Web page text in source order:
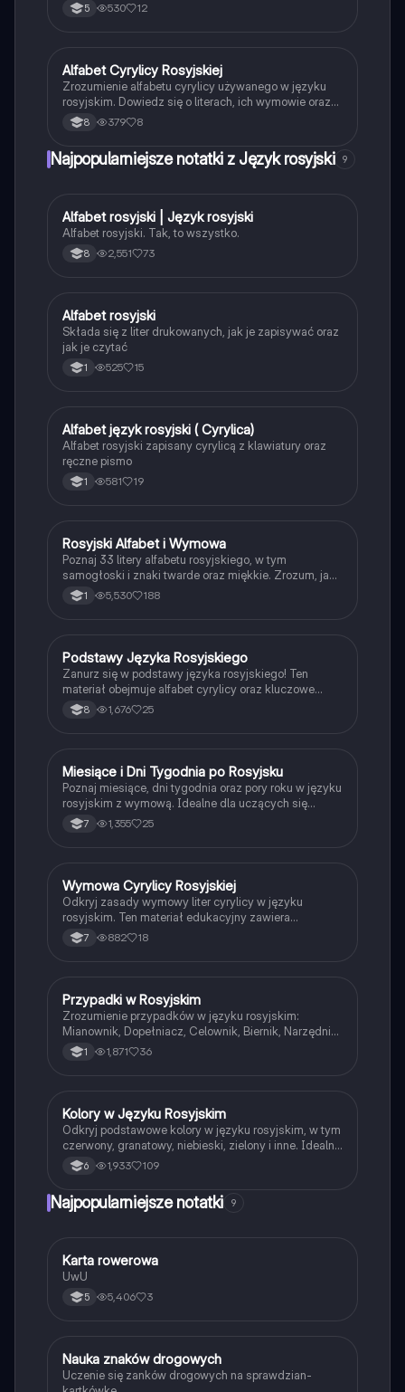
uczniów i osób uczących się rosyjskiego. Typ:
5 530 12
Język rosyjski
Alfabet Cyrylicy Rosyjskiej
Zrozumienie alfabetu cyrylicy używanego w języku
rosyjskim. Dowiedz się o literach, ich wymowie oraz
zastosowaniu w codziennej komunikacji. Idealne dla
uczniów i osób uczących się języka rosyjskiego.
8 379 8
Najpopularniejsze notatki z Język rosyjski 9
Język rosyjski
Alfabet rosyjski | Język rosyjski
Alfabet rosyjski. Tak, to wszystko.
8 2,551 73
Język rosyjski
Alfabet rosyjski
Składa się z liter drukowanych, jak je zapisywać oraz
jak je czytać
1 525 15
Język rosyjski
Alfabet język rosyjski ( Cyrylica)
Alfabet rosyjski zapisany cyrylicą z klawiatury oraz
ręczne pismo
1 581 19
Język rosyjski
Rosyjski Alfabet i Wymowa
Poznaj 33 litery alfabetu rosyjskiego, w tym
samogłoski i znaki twarde oraz miękkie. Zrozum, jak
czytać rosyjskie litery w porównaniu do polskich.
Idealne dla uczniów uczących się języka rosyjskiego.
1 5,530 188
Język rosyjski
Podstawy Języka Rosyjskiego
Zanurz się w podstawy języka rosyjskiego! Ten
materiał obejmuje alfabet cyrylicy oraz kluczowe
zwroty, które pomogą Ci w codziennej komunikacji.
Idealny dla początkujących uczniów, którzy chcą
8 1,676 25
Język rosyjski
Miesiące i Dni Tygodnia po Rosyjsku
Poznaj miesiące, dni tygodnia oraz pory roku w języku
rosyjskim z wymową. Idealne dla uczących się
rosyjskiego, aby łatwo zapamiętać kluczowe
słownictwo. Zawiera praktyczne przykłady i
7 1,355 25
Język rosyjski
Wymowa Cyrylicy Rosyjskiej
Odkryj zasady wymowy liter cyrylicy w języku
rosyjskim. Ten materiał edukacyjny zawiera
szczegółowe informacje na temat dźwięków, ich
transkrypcji oraz praktyczne przykłady. Idealny dla
7 882 18
Język rosyjski
Przypadki w Rosyjskim
Zrozumienie przypadków w języku rosyjskim:
Mianownik, Dopełniacz, Celownik, Biernik, Narzędnik i
Miejscownik. Dowiedz się, jak używać odpowiednich
przyimków w kontekście każdego przypadku. Idealne
1 1,871 36
Język rosyjski
Kolory w Języku Rosyjskim
Odkryj podstawowe kolory w języku rosyjskim, w tym
czerwony, granatowy, niebieski, zielony i inne. Idealne
dla uczniów uczących się rosyjskiego. Materiał
zawiera listę kolorów oraz ich tłumaczenia na polski.
6 1,933 109
Najpopularniejsze notatki 9
KTechnika
Karta rowerowa
UwU
5 5,406 3
NTechnika
Nauka znaków drogowych
Uczenie się zanków drogowych na sprawdzian-